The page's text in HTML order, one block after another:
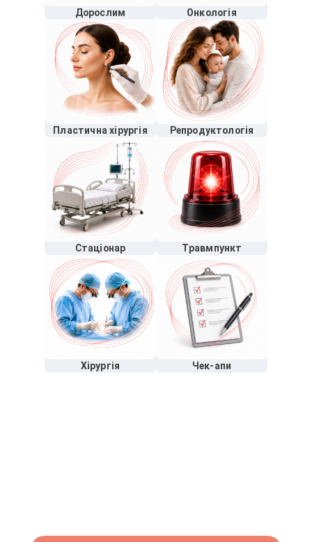
Дорослим Онкологія
Пластична хірургія Репродуктологія
Стаціонар Травмпункт
Хірургія Чек-апи